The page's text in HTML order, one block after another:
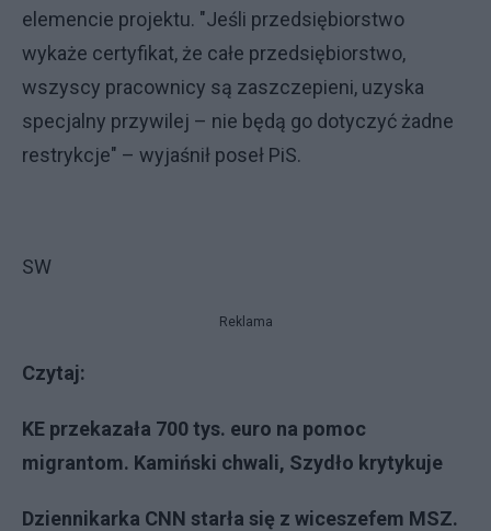
elemencie projektu. "Jeśli przedsiębiorstwo
wykaże certyfikat, że całe przedsiębiorstwo,
wszyscy pracownicy są zaszczepieni, uzyska
specjalny przywilej – nie będą go dotyczyć żadne
restrykcje" – wyjaśnił poseł PiS.
SW
Reklama
Czytaj:
KE przekazała 700 tys. euro na pomoc
migrantom. Kamiński chwali, Szydło krytykuje
Dziennikarka CNN starła się z wiceszefem MSZ.